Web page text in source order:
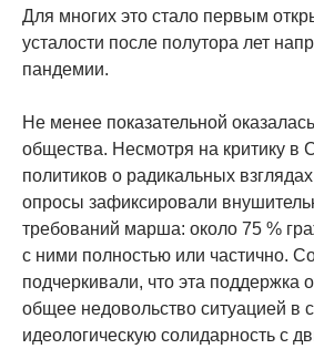
Для многих это стало первым
усталости после полутора лет
пандемии.
Не менее показательной
общества. Несмотря на критику в
политиков о радикальных
опросы зафиксировали
требований марша: около 75 %
с ними полностью или частично.
подчеркивали, что эта поддержка
общее недовольство ситуацией в
идеологическую солидарность с